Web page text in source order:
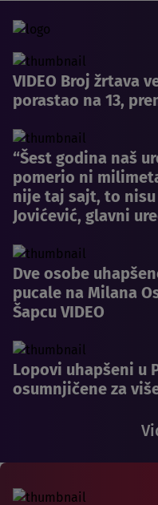
VIDEO Broj žrtava
porastao na 13,
“Šest godina naš
pomerio ni
nije taj sajt, to
Jovićević, glavni
Dve osobe
pucale na Milana
Šapcu VIDEO
Lopovi uhapšeni u
osumnjičene za